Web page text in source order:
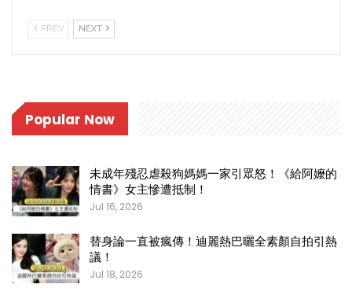
PREV NEXT
Popular Now
未成年殘忍虐殺狗媽媽一家引眾怒！《給阿嬤的
情書》女主慘遭抵制！
Jul 16, 2026
替身論一直被瘋傳！迪麗熱巴曬全素顏自拍引熱
議！
Jul 18, 2026